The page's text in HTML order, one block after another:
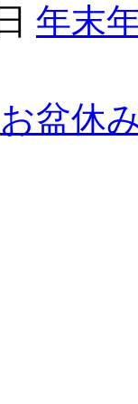
年末
お盆休